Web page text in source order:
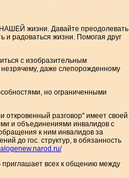
жизни. Давайте преодолевать
и радоваться жизни. Помогая друг
с изобразительным
даже слепорожденному
но ограниченными
откровенный разговор" имеет своей
и объединениями инвалидов с
к ним инвалидов за
до гос. структур, в обязанность
всех к общению между